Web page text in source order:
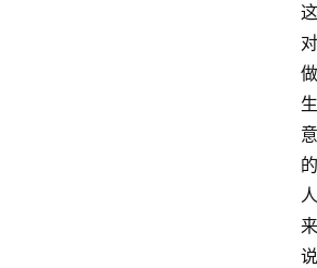
这
对
做
生
意
的
人
来
说